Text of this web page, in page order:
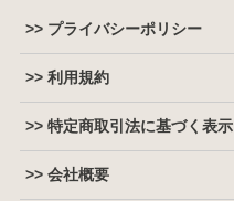
>> プライバシーポリシー
>> 利用規約
>> 特定商取引法に基づく表示
>> 会社概要